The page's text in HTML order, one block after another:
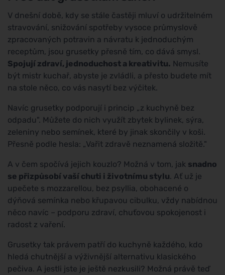
V dnešní době, kdy se stále častěji mluví o udržitelném
stravování, snižování spotřeby vysoce průmyslově
zpracovaných potravin a návratu k jednoduchým
receptům, jsou grusetky přesně tím, co dává smysl.
Spojují zdraví, jednoduchost a kreativitu. Nemusíte
být mistr kuchař, abyste je zvládli, a přesto budete mít
na stole něco, co vás nasytí bez výčitek.
Navíc grusetky podporují i princip „z kuchyně bez
odpadu". Můžete do nich využít zbytek bylinek, sýra,
zeleniny nebo semínek, které by jinak skončily v koši.
Přesně podle hesla: „Vařit zdravě neznamená složitě."
A v čem spočívá jejich kouzlo? Možná v tom, jak snadno
se přizpůsobí vaší chuti i životnímu stylu. Ať už je
upečete s mozzarellou, bez psyllia, obohacené o
dýňová semínka nebo křupavou cibulku, vždy nabídnou
něco navíc – podporu zdraví, chuťovou spokojenost i
radost z vaření.
Grusetky tak právem patří do kuchyně každého, kdo
hledá chutnější a výživnější alternativu klasického
pečiva. A jestli jste je ještě nezkusili? Možná právě teď